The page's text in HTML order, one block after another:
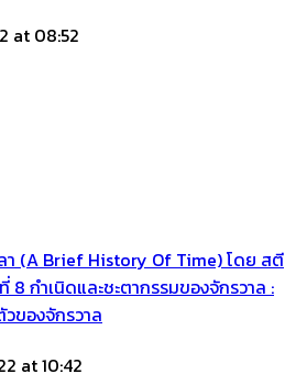
at 08:52
า (A Brief History Of Time) โดย สตี
กำเนิดและชะตากรรมของจักรวาล :
ของจักรวาล
at 10:42